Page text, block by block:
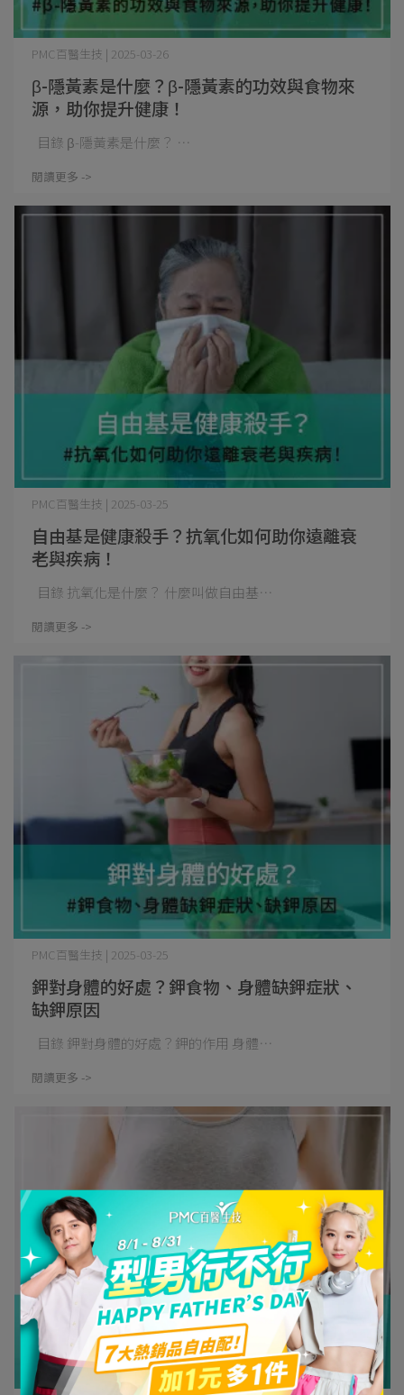
β-隱黃素是什麼？β-隱黃素的功效與食物來
源，助你提升健康！
PMC百醫生技 | 2025-03-26
目錄 β-隱黃素是什麼？ ⋯
閱讀更多 ->
自由基是健康殺手？抗氧化如何助你遠離衰
老與疾病！
PMC百醫生技 | 2025-03-25
目錄 抗氧化是什麼？ 什麼叫做自由基⋯
閱讀更多 ->
鉀對身體的好處？鉀食物、身體缺鉀症狀、
缺鉀原因
PMC百醫生技 | 2025-03-25
目錄 鉀對身體的好處？鉀的作用 身體⋯
閱讀更多 ->